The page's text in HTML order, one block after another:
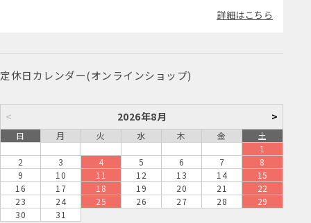
詳細はこちら
定休日カレンダー(オンラインショップ)
< 2026年8月 >
日 月 火 水 木 金
土
1
2
3 4 5 6 7
8
9
10 11 12 13 14
15
16
17 18 19 20 21
22
23
24 25 26 27 28
29
30
31